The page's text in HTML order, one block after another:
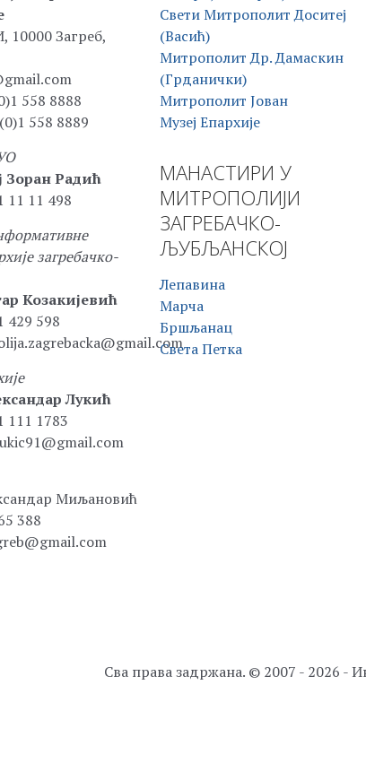
10000 Загреб,
558 8888
558 8889
Зоран Радић
11 11 498
загребачко-
Козакијевић
429 598
Лукић
111 1783
Миљановић
388
Свети Митрополит Доситеј
(Васић)
Митрополит Др. Дамаскин
(Грданички)
Митрополит Јован
Музеј Епархије
МАНАСТИРИ У
МИТРОПОЛИЈИ
ЗАГРЕБАЧКО-
ЉУБЉАНСКОЈ
Лепавина
Марча
Бршљанац
Света Петка
Сва права задржана. © 2007 - 2026 -